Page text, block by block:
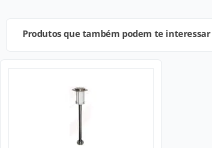
Produtos que também podem te interessar